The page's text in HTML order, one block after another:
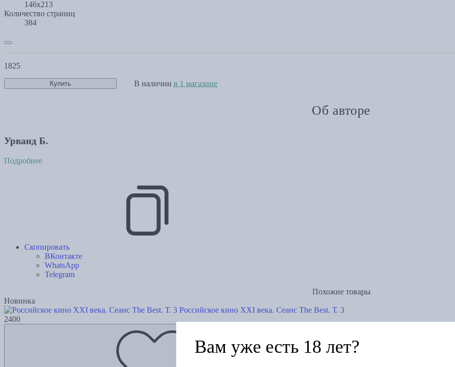
146x213
Количество страниц
384
1825
Купить В наличии в 1 магазине
Об авторе
Урванд Б.
Подробнее
Скопировать
ВКонтакте
WhatsApp
Telegram
Похожие товары
Новинка
Российское кино XXI века. Сеанс The Best. Т. 3
2400
Вам уже есть 18 лет?